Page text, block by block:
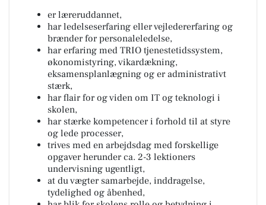
er læreruddannet,
har ledelseserfaring eller vejledererfaring og
brænder for personaleledelse,
har erfaring med TRIO tjenestetidssystem,
økonomistyring, vikardækning,
eksamensplanlægning og er administrativt
stærk,
har flair for og viden om IT og teknologi i
skolen,
har stærke kompetencer i forhold til at styre
og lede processer,
trives med en arbejdsdag med forskellige
opgaver herunder ca. 2-3 lektioners
undervisning ugentligt,
at du vægter samarbejde, inddragelse,
tydelighed og åbenhed,